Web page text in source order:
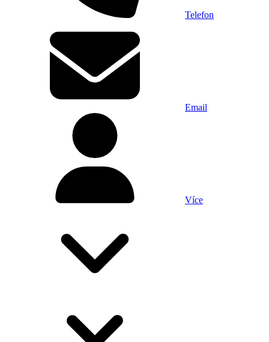
Telefon
Email
Více